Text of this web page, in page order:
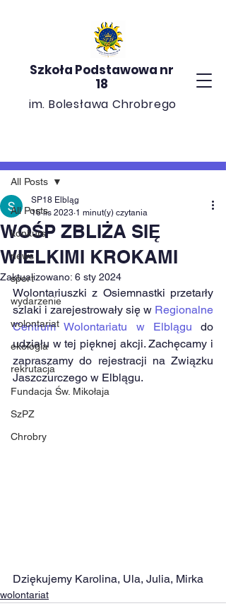
Szkoła Podstawowa nr
18
im. Bolesława Chrobrego
All Posts
konkurs
news
sport
wydarzenie
wolontariat
ekologia
rekrutacja
Fundacja Św. Mikołaja
SzPZ
Chrobry
All Posts
WOŚP ZBLIŻA SIĘ
WIELKIMI KROKAMI
SP18 Elbląg
16 lis 2023 1 minut(y) czytania
Zaktualizowano: 6 sty 2024
Wolontariuszki z Osiemnastki przetarły
szlaki i zarejestrowały się w Regionalne
Centrum Wolontariatu w Elblągu do
udziału w tej pięknej akcji. Zachęcamy i
zapraszamy do rejestracji na Związku
Jaszczurczego w Elblągu.
Dziękujemy Karolina, Ula, Julia, Mirka
wolontariat